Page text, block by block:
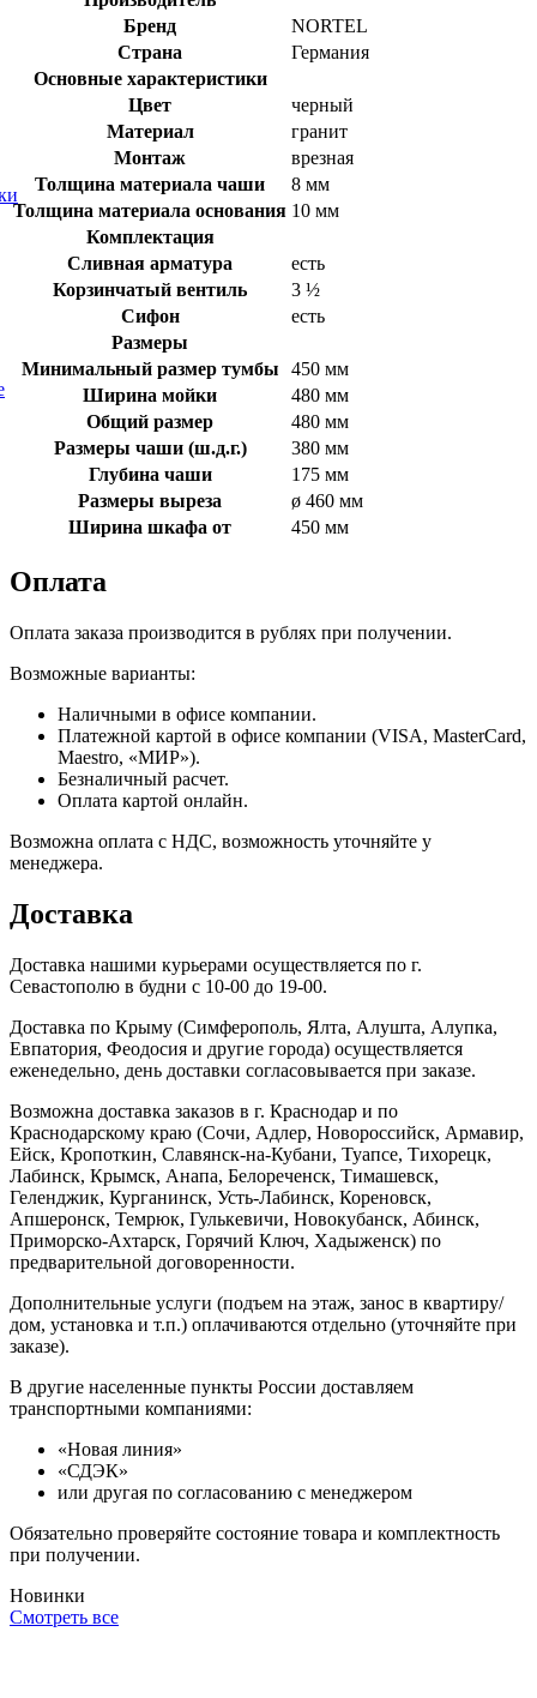
Бренд
NORTEL
Страна
Германия
Основные характеристики
Цвет
черный
Материал
гранит
Монтаж
врезная
Толщина материала чаши
8 мм
Толщина материала основания 10 мм
Комплектация
Сливная арматура
есть
Корзинчатый вентиль
3 ½
Сифон
есть
Размеры
Минимальный размер тумбы
450 мм
Ширина мойки
480 мм
Общий размер
480 мм
Размеры чаши (ш.д.г.)
380 мм
Глубина чаши
175 мм
Размеры выреза
ø 460 мм
Ширина шкафа от
450 мм
Оплата
Оплата заказа производится в рублях при получении.
Возможные варианты:
Наличными в офисе компании.
Платежной картой в офисе компании (VISA, MasterCard,
Maestro, «МИР»).
Безналичный расчет.
Оплата картой онлайн.
Возможна оплата с НДС, возможность уточняйте у
менеджера.
Доставка
Доставка нашими курьерами осуществляется по г.
Севастополю в будни с 10-00 до 19-00.
Доставка по Крыму (Симферополь, Ялта, Алушта, Алупка,
Евпатория, Феодосия и другие города) осуществляется
еженедельно, день доставки согласовывается при заказе.
Возможна доставка заказов в г. Краснодар и по
Краснодарскому краю (Сочи, Адлер, Новороссийск, Армавир,
Ейск, Кропоткин, Славянск-на-Кубани, Туапсе, Тихорецк,
Лабинск, Крымск, Анапа, Белореченск, Тимашевск,
Геленджик, Курганинск, Усть-Лабинск, Кореновск,
Апшеронск, Темрюк, Гулькевичи, Новокубанск, Абинск,
Приморско-Ахтарск, Горячий Ключ, Хадыженск) по
предварительной договоренности.
Дополнительные услуги (подъем на этаж, занос в квартиру/
дом, установка и т.п.) оплачиваются отдельно (уточняйте при
заказе).
В другие населенные пункты России доставляем
транспортными компаниями:
«Новая линия»
«СДЭК»
или другая по согласованию с менеджером
Обязательно проверяйте состояние товара и комплектность
при получении.
Новинки
Смотреть все